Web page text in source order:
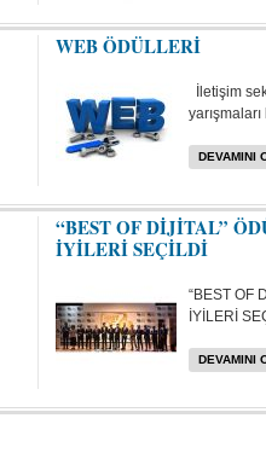
WEB ÖDÜLLERİ
İletişim
DEVAMINI
“BEST OF DİJİTAL”
İYİLERİ SEÇİLDİ
“BEST OF
İYİLERİ
DEVAMINI